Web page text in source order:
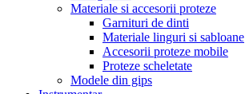
Materiale si accesorii proteze
Garnituri de dinti
Materiale linguri si sabloane
Accesorii proteze mobile
Proteze scheletate
Modele din gips